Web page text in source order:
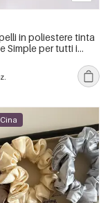
in poliestere tinta
Simple per tutti i